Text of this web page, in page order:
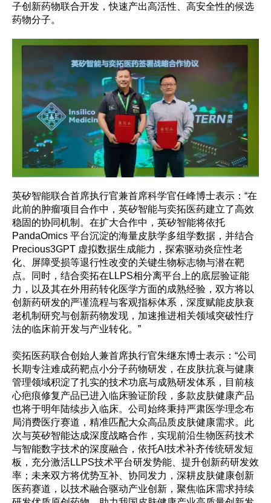
子创新药物联合开发，快速产出高活性、高安全性的候选
药物分子。
英矽智能联合首席执行官兼首席科学官任峰博士表示：“在
此前的肿瘤项目合作中，英矽智能与奕拓医药建立了高效
稳固的协同机制。在扩大合作中，英矽智能将依托
PandaOmics 平台沉淀的海量皮肤学多组学数据，并结合
Precious3GPT 虚拟数据生成能力，探索驱动炎症性老
化、屏障受损等退行性改变的关键生物标志物与潜在靶
点。同时，结合奕拓在LLPS相分离平台上的底层验证能
力，以及其在外用药转化医学方面的成熟经验，双方将以
创新药研发的严谨流程与客观指标体系，深度赋能皮肤衰
老机制研究与创新药物发现，加速推进相关领域突破性疗
法的临床前开发与产业转化。”
奕拓医药联合创始人兼首席执行官朱继东博士表示：“公司
长期专注难成药靶点小分子药物研发，在皮肤抗衰与健康
管理领域积淀了扎实的技术功底与成熟研发体系，目前核
心疤痕修复产品已进入临床验证阶段，多款皮肤健康产品
也将于明年陆续步入临床。公司始终秉持严肃医学理念布
局消费医疗赛道，精准匹配大众高品质皮肤健康需求。此
次与英矽智能达成深度战略合作，实现前沿生物医药技术
与智能数字技术的深度融合，依托AI技术补齐传统研发短
板，充分激活LLPS技术平台研发势能、提升创新药研发效
率；未来双方将优势互补、协同发力，深耕皮肤健康创新
医药赛道，以技术融合驱动产业创新，聚焦临床需求持续